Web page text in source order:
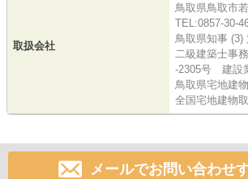
取扱会社
鳥取県鳥取市
TEL:0857-30-
鳥取県知事 (3)
二級建築士事
-2305号 建設
鳥取県宅地建
全国宅地建物
メールでお問い合わせ